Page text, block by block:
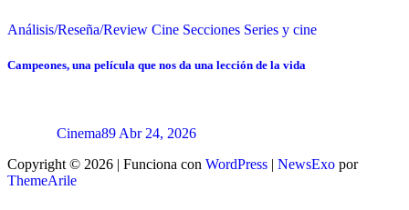
Análisis/Reseña/Review Cine Secciones Series y cine
Campeones, una película que nos da una lección de la vida
Cinema89 Abr 24, 2026
Copyright © 2026 | Funciona con WordPress | NewsExo por
ThemeArile